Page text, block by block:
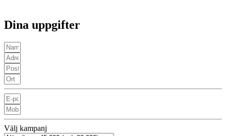
Dina uppgifter
Välj kampanj